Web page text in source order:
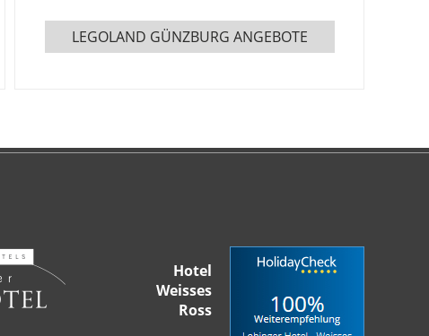
LEGOLAND GÜNZBURG ANGEBOTE
Hotel
Weisses
Ross